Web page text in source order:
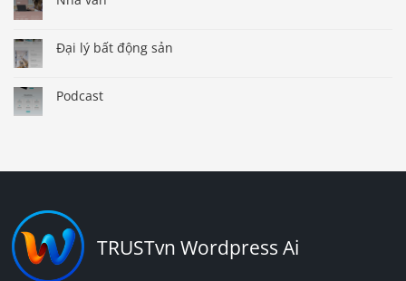
Đại lý bất động sản
Podcast
TRUSTvn Wordpress Ai